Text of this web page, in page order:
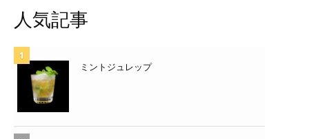
人気記事
ミントジュレップ